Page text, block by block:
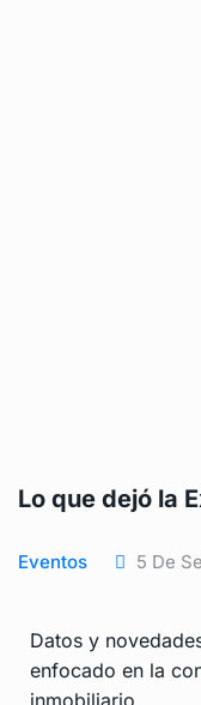
Lo que dejó la
Eventos 5 De
Datos y
enfocado en la